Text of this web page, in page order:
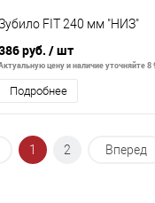
FIT 240 мм "НИЗ"
руб. / шт
цену и наличие уточняйте 8
Подробнее
1 2 Вперед